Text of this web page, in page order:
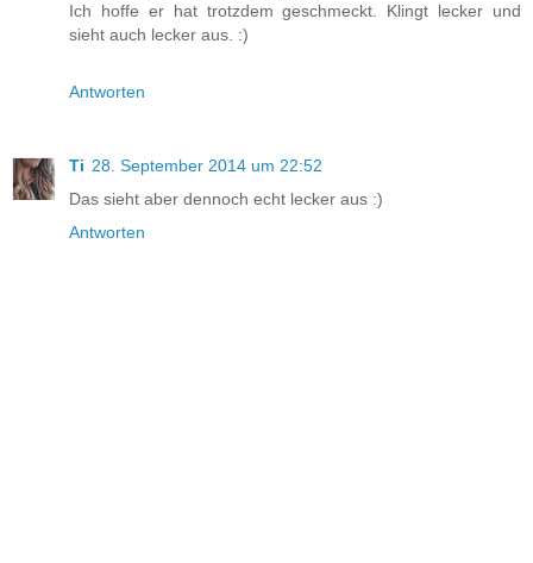
Ich hoffe er hat trotzdem geschmeckt. Klingt lecker und
sieht auch lecker aus. :)
Antworten
Ti 28. September 2014 um 22:52
Das sieht aber dennoch echt lecker aus :)
Antworten